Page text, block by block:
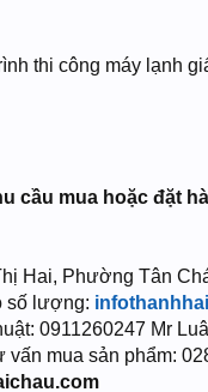
thi công máy lạnh
cầu mua hoặc đặt
Hai, Phường Tân
số lượng:
0911260247 Mr
vấn mua sản phẩm: